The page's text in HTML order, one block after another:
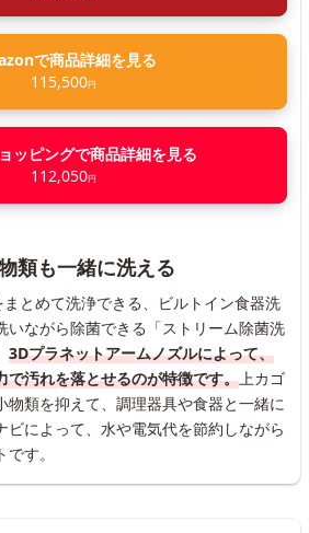
で商品詳細を見る
115,500円
ッピングで商品詳細を見る
112,050円
類も一緒に洗える
とめて洗浄できる、ビルトイン食器洗
いながら除菌できる「ストリーム除菌洗
3Dプラネットアームノズルによって、
で汚れを落とせるのが特徴です。上カゴ
物類を抑えて、調理器具や食器と一緒に
ビによって、水や電気代を節約しながら
す。